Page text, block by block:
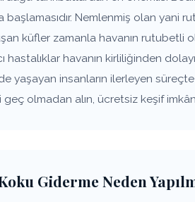
başlamasıdır. Nemlenmiş olan yani
küfler zamanla havanın
hastalıklar havanın kirliliğinden
yaşayan insanların ilerleyen
olmadan alın, ücretsiz keşif
Giderme Neden